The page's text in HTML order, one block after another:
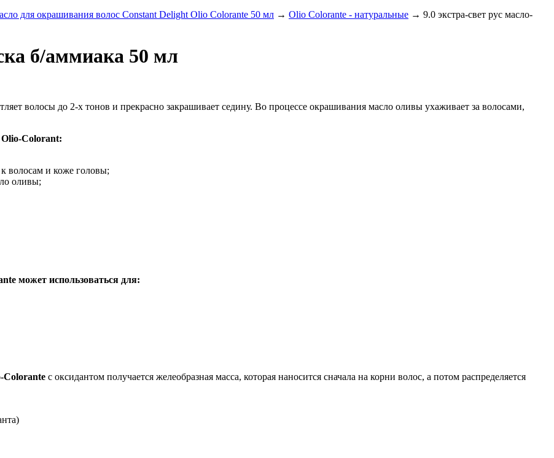
для окрашивания волос Constant Delight Olio Colorante 50 мл → Olio Colorante - натуральные → 9.0 экстра-свет рус масло-
б/аммиака 50 мл
волосы до 2-х тонов и прекрасно закрашивает седину. Во процессе окрашивания масло оливы ухаживает за волосами,
Colorant:
волосам и коже головы;
оливы;
может использоваться для:
Colorante с оксидантом получается желеобразная масса, которая наносится сначала на корни волос, а потом распределяется